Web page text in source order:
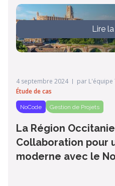
4 septembre 2024 par L'équipe
Étude de cas
NoCode Gestion de Projets
La Région
Collaboration pour
moderne avec le
Lire